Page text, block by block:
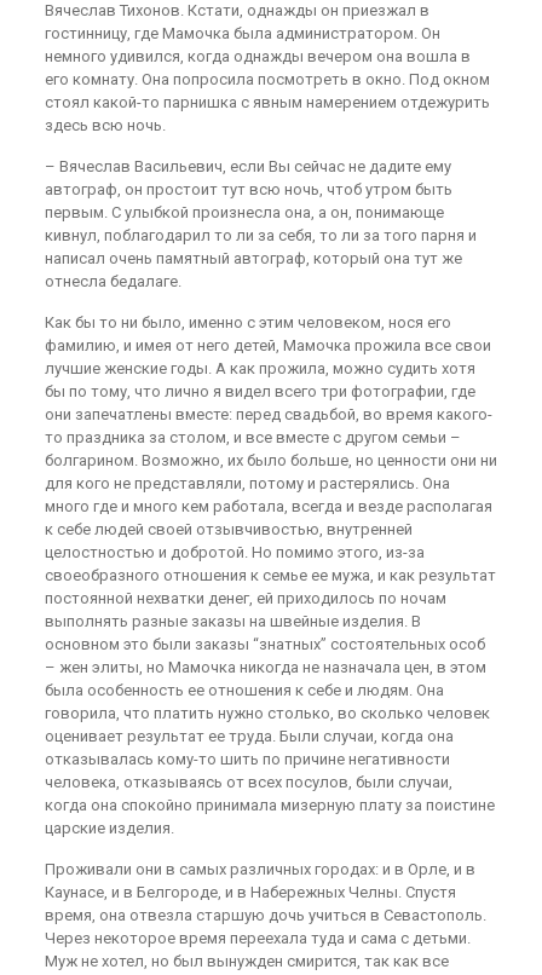
Вячеслав Тихонов. Кстати, однажды он приезжал в
гостинницу, где Мамочка была администратором. Он
немного удивился, когда однажды вечером она вошла в
его комнату. Она попросила посмотреть в окно. Под окном
стоял какой-то парнишка с явным намерением отдежурить
здесь всю ночь.
– Вячеслав Васильевич, если Вы сейчас не дадите ему
автограф, он простоит тут всю ночь, чтоб утром быть
первым. С улыбкой произнесла она, а он, понимающе
кивнул, поблагодарил то ли за себя, то ли за того парня и
написал очень памятный автограф, который она тут же
отнесла бедалаге.
Как бы то ни было, именно с этим человеком, нося его
фамилию, и имея от него детей, Мамочка прожила все свои
лучшие женские годы. А как прожила, можно судить хотя
бы по тому, что лично я видел всего три фотографии, где
они запечатлены вместе: перед свадьбой, во время какого-
то праздника за столом, и все вместе с другом семьи –
болгарином. Возможно, их было больше, но ценности они ни
для кого не представляли, потому и растерялись. Она
много где и много кем работала, всегда и везде располагая
к себе людей своей отзывчивостью, внутренней
целостностью и добротой. Но помимо этого, из-за
своеобразного отношения к семье ее мужа, и как результат
постоянной нехватки денег, ей приходилось по ночам
выполнять разные заказы на швейные изделия. В
основном это были заказы “знатных” состоятельных особ
– жен элиты, но Мамочка никогда не назначала цен, в этом
была особенность ее отношения к себе и людям. Она
говорила, что платить нужно столько, во сколько человек
оценивает результат ее труда. Были случаи, когда она
отказывалась кому-то шить по причине негативности
человека, отказываясь от всех посулов, были случаи,
когда она спокойно принимала мизерную плату за поистине
царские изделия.
Проживали они в самых различных городах: и в Орле, и в
Каунасе, и в Белгороде, и в Набережных Челны. Спустя
время, она отвезла старшую дочь учиться в Севастополь.
Через некоторое время переехала туда и сама с детьми.
Муж не хотел, но был вынужден смирится, так как все